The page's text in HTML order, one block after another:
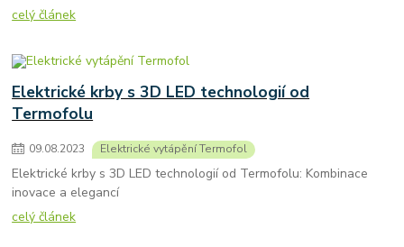
celý článek
Elektrické krby s 3D LED technologií od
Termofolu
09.08.2023 Elektrické vytápění Termofol
Elektrické krby s 3D LED technologií od Termofolu: Kombinace
inovace a elegancí
celý článek